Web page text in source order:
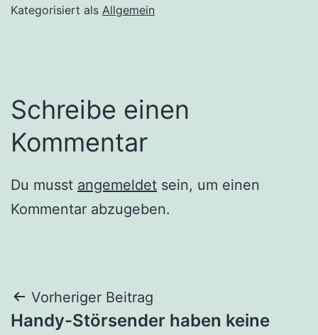
Kategorisiert als Allgemein
Schreibe einen
Kommentar
Du musst angemeldet sein, um einen
Kommentar abzugeben.
Beitragsnavigation
Vorheriger Beitrag
Handy-Störsender haben keine